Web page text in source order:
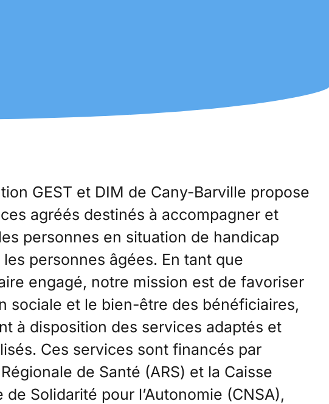
GEST et DIM de Cany-Barville propose
agréés destinés à accompagner et
personnes en situation de handicap
personnes âgées. En tant que
engagé, notre mission est de favoriser
sociale et le bien-être des bénéficiaires,
à disposition des services adaptés et
Ces services sont financés par
Régionale de Santé (ARS) et la Caisse
de Solidarité pour l’Autonomie (CNSA),